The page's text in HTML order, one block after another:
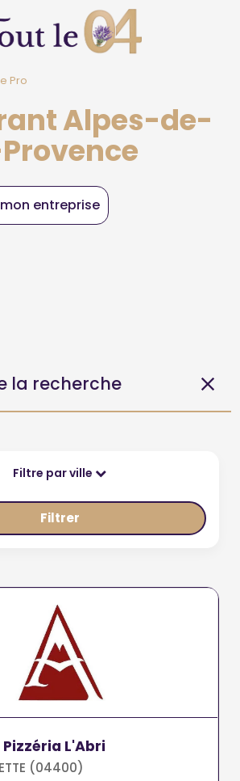
Pro
Alpes-de-
entreprise
la recherche
Filtre par ville
Filtrer
L'Abri
(04400)